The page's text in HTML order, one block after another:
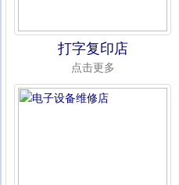
打字复印店
点击更多